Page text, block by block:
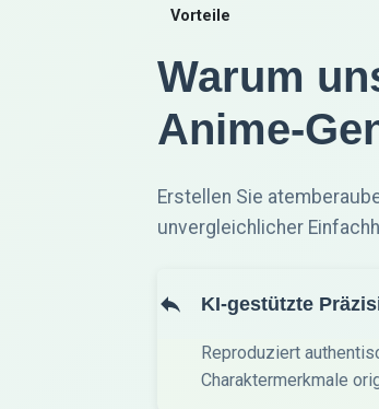
Vorteile
Warum
Anime-
Erstellen Sie
unvergleichlicher
KI-gestützte
Reproduziert
Charaktermerkmale